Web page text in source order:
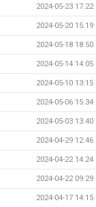
2024-05-23 17:22
2024-05-20 15:19
2024-05-18 18:50
2024-05-14 14:05
2024-05-10 13:15
2024-05-06 15:34
2024-05-03 13:40
2024-04-29 12:46
2024-04-22 14:24
2024-04-22 09:29
2024-04-17 14:15